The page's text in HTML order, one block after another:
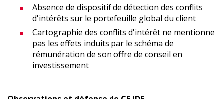
Absence de dispositif de détection des conflits
d'intérêts sur le portefeuille global du client
Cartographie des conflits d'intérêt ne mentionne
pas les effets induits par le schéma de
rémunération de son offre de conseil en
investissement